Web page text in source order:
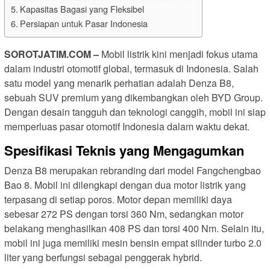
Kapasitas Bagasi yang Fleksibel
Persiapan untuk Pasar Indonesia
SOROTJATIM.COM – Mobil listrik kini menjadi fokus utama
dalam industri otomotif global, termasuk di Indonesia. Salah
satu model yang menarik perhatian adalah Denza B8,
sebuah SUV premium yang dikembangkan oleh BYD Group.
Dengan desain tangguh dan teknologi canggih, mobil ini siap
memperluas pasar otomotif Indonesia dalam waktu dekat.
Spesifikasi Teknis yang Mengagumkan
Denza B8 merupakan rebranding dari model Fangchengbao
Bao 8. Mobil ini dilengkapi dengan dua motor listrik yang
terpasang di setiap poros. Motor depan memiliki daya
sebesar 272 PS dengan torsi 360 Nm, sedangkan motor
belakang menghasilkan 408 PS dan torsi 400 Nm. Selain itu,
mobil ini juga memiliki mesin bensin empat silinder turbo 2.0
liter yang berfungsi sebagai penggerak hybrid.